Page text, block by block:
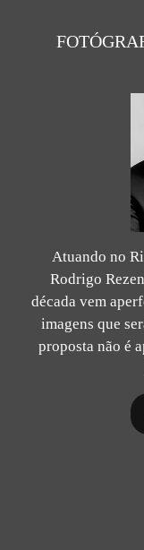
Atuando no
Rodrigo
década vem
imagens que
proposta não é